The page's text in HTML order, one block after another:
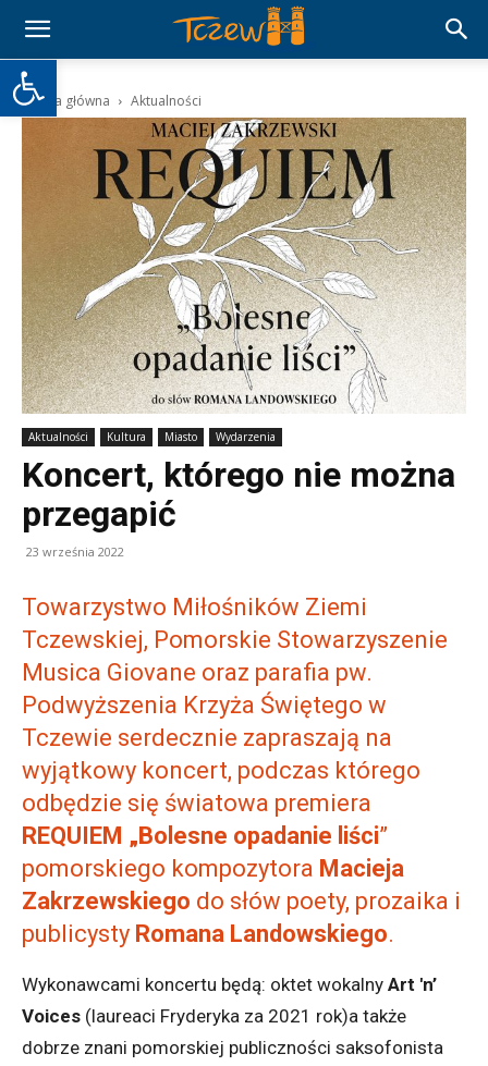
Otwórz pasek narzędzi
Strona główna Aktualności
Aktualności Kultura Miasto Wydarzenia
Koncert, którego nie można
przegapić
23 września 2022
Towarzystwo Miłośników Ziemi
Tczewskiej, Pomorskie Stowarzyszenie
Musica Giovane oraz parafia pw.
Podwyższenia Krzyża Świętego w
Tczewie serdecznie zapraszają na
wyjątkowy koncert, podczas którego
odbędzie się światowa premiera
REQUIEM „Bolesne opadanie liści”
pomorskiego kompozytora Macieja
Zakrzewskiego do słów poety, prozaika i
publicysty Romana Landowskiego.
Wykonawcami koncertu będą: oktet wokalny Art 'n’
Voices (laureaci Fryderyka za 2021 rok)a także
dobrze znani pomorskiej publiczności saksofonista